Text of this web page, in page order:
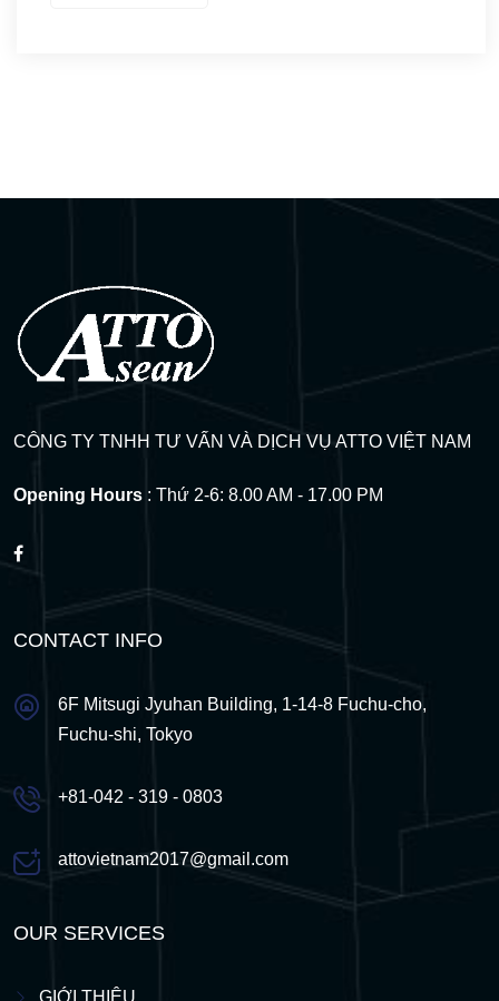
CÔNG TY TNHH TƯ VẤN VÀ DỊCH VỤ ATTO VIỆT NAM
Opening Hours : Thứ 2-6: 8.00 AM - 17.00 PM
CONTACT INFO
6F Mitsugi Jyuhan Building, 1-14-8 Fuchu-cho,
Fuchu-shi, Tokyo
+81-042 - 319 - 0803
attovietnam2017@gmail.com
OUR SERVICES